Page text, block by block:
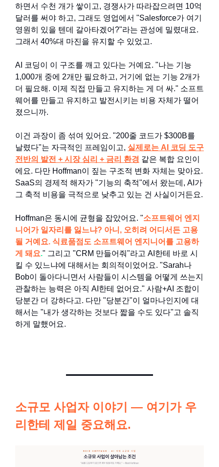
하면서 수천 개가 쌓이고, 경쟁사가 따라잡으려면 10억
달러를 써야 하고, 그래도 영업에서 "Salesforce가 여기
영원히 있을 텐데 갈아타겠어?"라는 관성에 밀렸대요.
그래서 40%대 마진을 유지할 수 있었고.
AI 코딩이 이 구조를 깨고 있다는 거예요. "나는 기능
1,000개 중에 2개만 필요하고, 거기에 없는 기능 2개가
더 필요해. 이제 직접 만들고 유지하는 게 더 싸." 소프트
웨어를 만들고 유지하고 발전시키는 비용 자체가 떨어
졌으니까.
이건 과장이 좀 섞여 있어요. "200줄 코드가 $300B를
날렸다"는 자극적인 프레임이고, 실제로는 AI 코딩 도구
전반의 발전 + 시장 심리 + 금리 환경 같은 복합 요인이
에요. 다만 Hoffman이 짚는 구조적 변화 자체는 맞아요.
SaaS의 경제적 해자가 "기능의 축적"에서 왔는데, AI가
그 축적 비용을 극적으로 낮추고 있는 건 사실이거든요.
Hoffman은 동시에 균형을 잡았어요. "소프트웨어 엔지
니어가 일자리를 잃느냐? 아니, 오히려 어디서든 고용
될 거예요. 식료품점도 소프트웨어 엔지니어를 고용하
게 돼요." 그리고 "CRM 만들어줘"라고 AI한테 바로 시
킬 수 있느냐에 대해서는 회의적이었어요. "Sarah나
Bob이 돌아다니면서 사람들이 시스템을 어떻게 쓰는지
관찰하는 능력은 아직 AI한테 없어요." 사람+AI 조합이
당분간 더 강하다고. 다만 "당분간"이 얼마나인지에 대
해서는 "내가 생각하는 것보다 짧을 수도 있다"고 솔직
하게 말했어요.
소규모 사업자 이야기 — 여기가 우
리한테 제일 중요해요.